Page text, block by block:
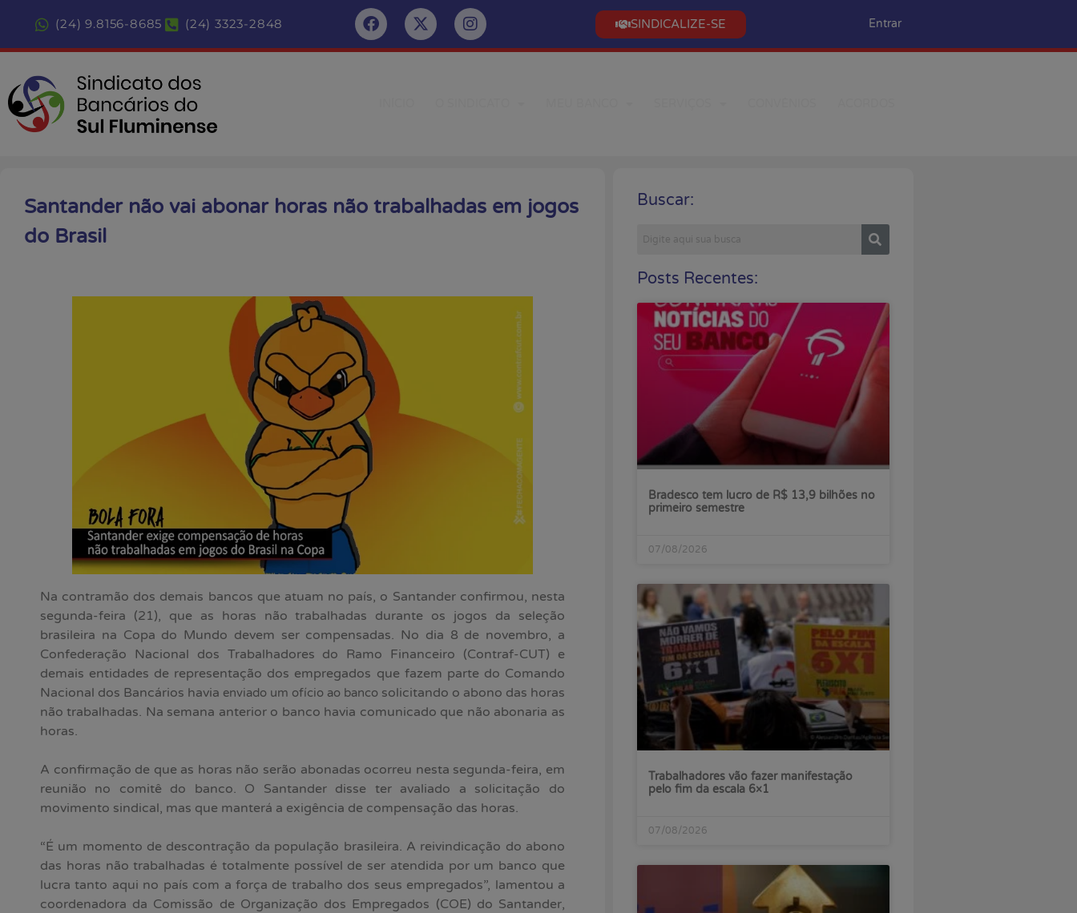
(24) 9.8156-8685 (24) 3323-2848 SINDICALIZE-SE Entrar
Santander não vai abonar horas não trabalhadas em jogos
do Brasil
Na contramão dos demais bancos que atuam no país, o Santander confirmou, nesta
segunda-feira (21), que as horas não trabalhadas durante os jogos da seleção
brasileira na Copa do Mundo devem ser compensadas. No dia 8 de novembro, a
Confederação Nacional dos Trabalhadores do Ramo Financeiro (Contraf-CUT) e
demais entidades de representação dos empregados que fazem parte do Comando
Nacional dos Bancários havia enviado um ofício ao banco solicitando o abono das horas
não trabalhadas. Na semana anterior o banco havia comunicado que não abonaria as
horas.
A confirmação de que as horas não serão abonadas ocorreu nesta segunda-feira, em
reunião no comitê do banco. O Santander disse ter avaliado a solicitação do
movimento sindical, mas que manterá a exigência de compensação das horas.
“É um momento de descontração da população brasileira. A reivindicação do abono
das horas não trabalhadas é totalmente possível de ser atendida por um banco que
lucra tanto aqui no país com a força de trabalho dos seus empregados”, lamentou a
coordenadora da Comissão de Organização dos Empregados (COE) do Santander,
Buscar:
Posts Recentes:
Bradesco tem lucro de R$ 13,9 bilhões no
primeiro semestre
07/08/2026
Trabalhadores vão fazer manifestação
pelo fim da escala 6×1
07/08/2026